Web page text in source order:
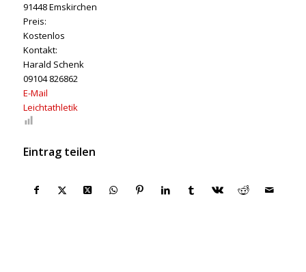
91448 Emskirchen
Preis:
Kostenlos
Kontakt:
Harald Schenk
09104 826862
E-Mail
Leichtathletik
Eintrag teilen